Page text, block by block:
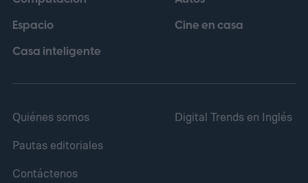
con herramientas disponibles
comercialmente a partir del 18 de febrero
de 2027.
Espacio
Casa inteligente
Cine en casa
Quiénes somos
Pautas editoriales
Contáctenos
Digital Trends en Inglés